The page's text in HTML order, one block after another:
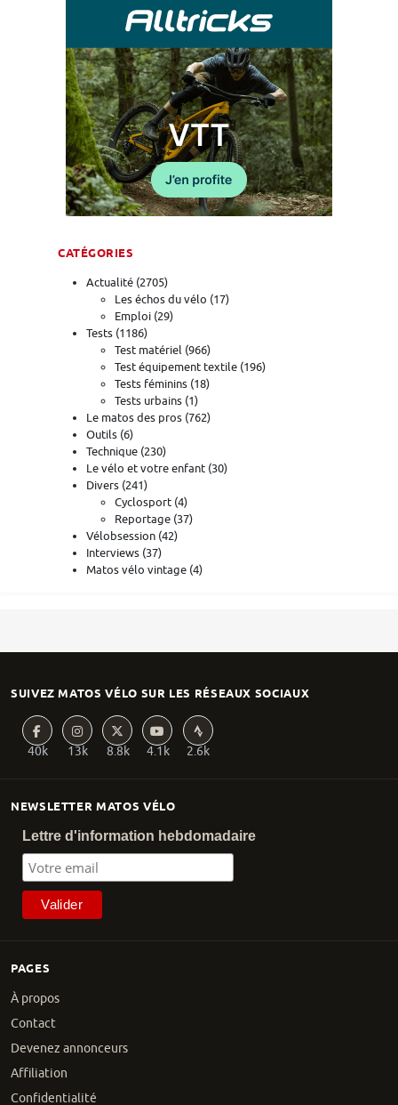
CATÉGORIES
Actualité (2705)
Les échos du vélo (17)
Emploi (29)
Tests (1186)
Test matériel (966)
Test équipement textile (196)
Tests féminins (18)
Tests urbains (1)
Le matos des pros (762)
Outils (6)
Technique (230)
Le vélo et votre enfant (30)
Divers (241)
Cyclosport (4)
Reportage (37)
Vélobsession (42)
Interviews (37)
Matos vélo vintage (4)
PAGES
À propos
Contact
Devenez annonceurs
Affiliation
Confidentialité
NEWSLETTER MATOS VÉLO
Lettre d'information hebdomadaire
SUIVEZ MATOS VÉLO SUR LES RÉSEAUX SOCIAUX
40k 13k 8.8k 4.1k 2.6k